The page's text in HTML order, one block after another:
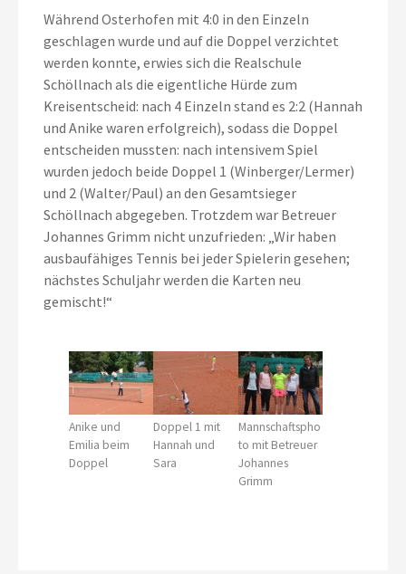
Während Osterhofen mit 4:0 in den Einzeln
geschlagen wurde und auf die Doppel verzichtet
werden konnte, erwies sich die Realschule
Schöllnach als die eigentliche Hürde zum
Kreisentscheid: nach 4 Einzeln stand es 2:2 (Hannah
und Anike waren erfolgreich), sodass die Doppel
entscheiden mussten: nach intensivem Spiel
wurden jedoch beide Doppel 1 (Winberger/Lermer)
und 2 (Walter/Paul) an den Gesamtsieger
Schöllnach abgegeben. Trotzdem war Betreuer
Johannes Grimm nicht unzufrieden: „Wir haben
ausbaufähiges Tennis bei jeder Spielerin gesehen;
nächstes Schuljahr werden die Karten neu
gemischt!“
Anike und
Emilia beim
Doppel
Doppel 1 mit
Hannah und
Sara
Mannschaftspho
to mit Betreuer
Johannes
Grimm